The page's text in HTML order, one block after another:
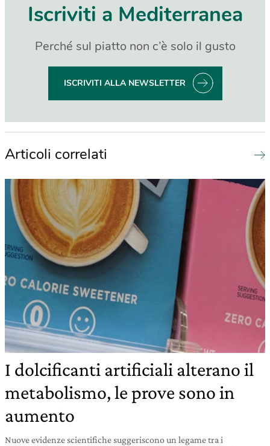
Iscriviti a Mediterranea
Perché sul piatto non c’è solo il gusto
ISCRIVITI ALLA NEWSLETTER
Articoli correlati
I dolcificanti artificiali alterano il
metabolismo, le prove sono in
aumento
Nuove evidenze scientifiche suggeriscono un legame tra i